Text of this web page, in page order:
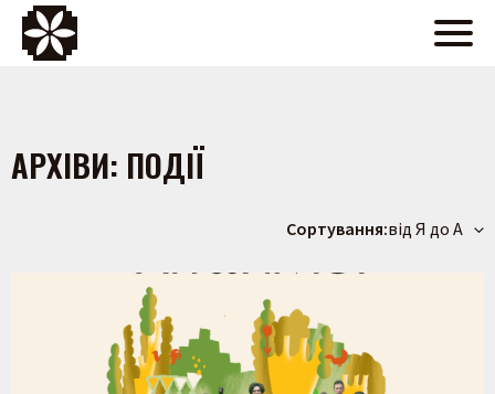
АРХІВИ: ПОДІЇ
Сортування:від Я до А